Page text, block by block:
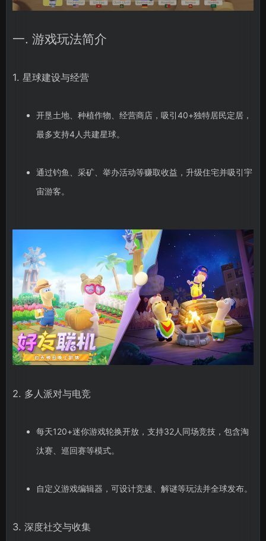
一. 游戏玩法简介
1. 星球建设与经营
开垦土地、种植作物、经营商店，吸引40+独特居民定居，
最多支持4人共建星球。
通过钓鱼、采矿、举办活动等赚取收益，升级住宅并吸引宇
宙游客。
2. 多人派对与电竞
每天120+迷你游戏轮换开放，支持32人同场竞技，包含淘
汰赛、巡回赛等模式。
自定义游戏编辑器，可设计竞速、解谜等玩法并全球发布。
3. 深度社交与收集